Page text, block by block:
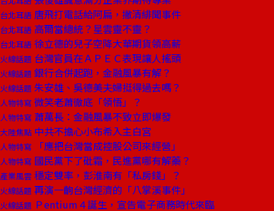
台北耳語 唐飛打電話給阿扁，撇清緋聞事件
台北耳語 高爾當總統？星雲靈不靈？
台北耳語 徐立德的兒子空降大華期貨領高薪
火線話題 台灣官員在ＡＰＥＣ表現讓人搖頭
火線話題 銀行合併起跑，金融風暴有解？
火線話題 朱安雄、吳德美夫婦挺得過去嗎？
人物特寫 微笑老蕭徹底「領悟」？
人物特寫 蕭萬長：金融風暴不致立即爆發
大陸焦點 中共不擔心小布希入主白宮
人物特寫 「應把台灣當成控股公司來經營」
人物特寫 國民黨下了砒霜，民進黨哪有解藥？
產業風雲 穩定雙率，彭淮南有「私房錢」？
火線話題 再演一齣台灣經濟的「八掌溪事件」
火線話題 Ｐentium４誕生，宣告電子商務時代來臨